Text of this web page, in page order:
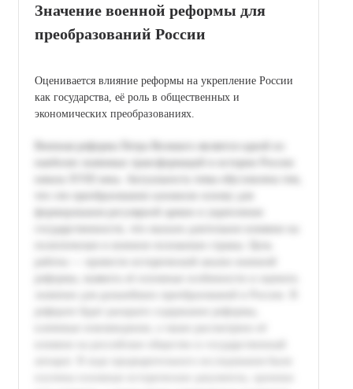
Значение военной реформы для
преобразований России
Оценивается влияние реформы на укрепление России
как государства, её роль в общественных и
экономических преобразованиях.